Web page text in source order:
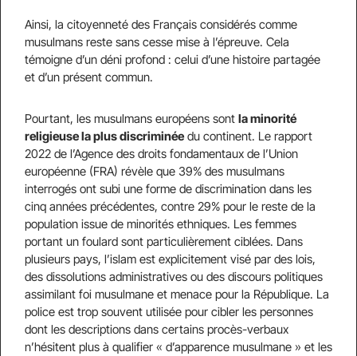
Ainsi, la citoyenneté des Français considérés comme
musulmans reste sans cesse mise à l’épreuve. Cela
témoigne d’un déni profond : celui d’une histoire partagée
et d’un présent commun.
Pourtant, les musulmans européens sont la minorité
religieuse la plus discriminée du continent. Le rapport
2022 de l’Agence des droits fondamentaux de l’Union
européenne (FRA) révèle que 39% des musulmans
interrogés ont subi une forme de discrimination dans les
cinq années précédentes, contre 29% pour le reste de la
population issue de minorités ethniques. Les femmes
portant un foulard sont particulièrement ciblées. Dans
plusieurs pays, l’islam est explicitement visé par des lois,
des dissolutions administratives ou des discours politiques
assimilant foi musulmane et menace pour la République. La
police est trop souvent utilisée pour cibler les personnes
dont les descriptions dans certains procès-verbaux
n’hésitent plus à qualifier « d’apparence musulmane » et les